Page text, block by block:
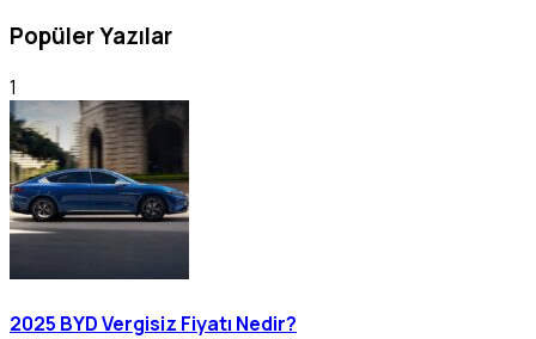
Popüler Yazılar
1
2025 BYD Vergisiz Fiyatı Nedir?